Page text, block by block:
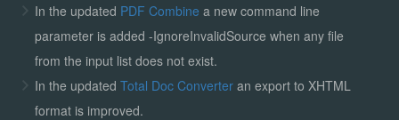
In the updated PDF Combine a new command line
parameter is added -IgnoreInvalidSource when any file
from the input list does not exist.
In the updated Total Doc Converter an export to XHTML
format is improved.